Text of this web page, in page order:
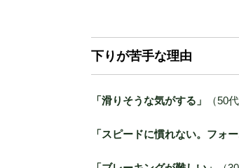
下りが苦手な理由
「滑りそうな気がする」 （50
「スピードに慣れない。フォ